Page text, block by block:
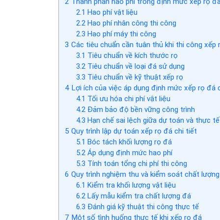
2.1 Hao phí vật liệu
2.2Hao phí nhân công thi công
2.3 Hao phí máy thi công
3 Các tiêu chuẩn cần tuân thủ khi thi công xếp
3.1 Tiêu chuẩn về kích thước rọ
3.2Tiêu chuẩn về loại đá sử dụng
3.3 Tiêu chuẩn về kỹ thuật xếp rọ
4 Lợi ích của việc áp dụng định mức xếp rọ đá
4.1 Tối ưu hóa chi phí vật liệu
4.2Đảm bảo độ bền vững công trình
4.3 Hạn chế sai lệch giữa dự toán và thực tế
5 Quy trình lập dự toán xếp rọ đá chi tiết
5.1 Bóc tách khối lượng rọ đá
5.2Áp dụng định mức hao phí
5.3 Tính toán tổng chi phí thi công
6 Quy trình nghiệm thu và kiểm soát chất lượng
6.1 Kiểm tra khối lượng vật liệu
6.2Lấy mẫu kiểm tra chất lượng đá
6.3 Đánh giá kỹ thuật thi công thực tế
7 Một số tình huống thực tế khi xếp rọ đá